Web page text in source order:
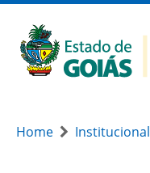
Home Institucional